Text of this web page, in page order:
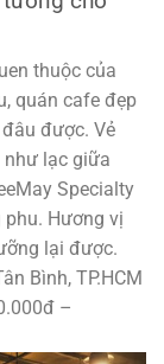
thuộc của
quán cafe đẹp
được. Vẻ
như lạc giữa
Specialty
Hương vị
lại được.
Bình, TP.HCM
–